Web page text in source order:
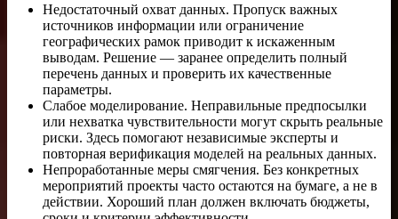
Недостаточный охват данных. Пропуск важных
источников информации или ограничение
географических рамок приводит к искаженным
выводам. Решение — заранее определить полный
перечень данных и проверить их качественные
параметры.
Слабое моделирование. Неправильные предпосылки
или нехватка чувствительности могут скрыть реальные
риски. Здесь помогают независимые эксперты и
повторная верификация моделей на реальных данных.
Непроработанные меры смягчения. Без конкретных
мероприятий проекты часто остаются на бумаге, а не в
действии. Хороший план должен включать бюджеты,